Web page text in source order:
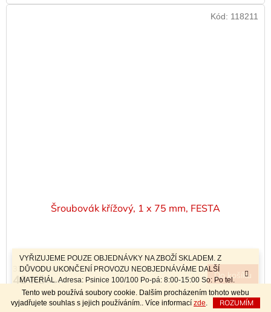
Tento web používá soubory cookie. Dalším procházením tohoto webu
vyjadřujete souhlas s jejich používáním.. Více informací zde ROZUMÍM
VYŘIZUJEME POUZE OBJEDNÁVKY NA ZBOŽÍ SKLADEM. Z
DŮVODU UKONČENÍ PROVOZU NEOBJEDNÁVÁME DALŠÍ
MATERIÁL. Adresa: Psinice 100/100 Po-pá: 8:00-15:00 So: Po tel.
dohodě Sobotní prodej a závozy materiálu po telefonické dohodě.
Šroubovák křížový, 1 x 75 mm, FESTA
33,06 Kč bez DPH
40 Kč/ ks
Do košíku
Kód: 118211
Kód:118114